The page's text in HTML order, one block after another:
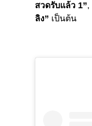
สวดรับแล้ว 1”,
ลิง” เป็นต้น